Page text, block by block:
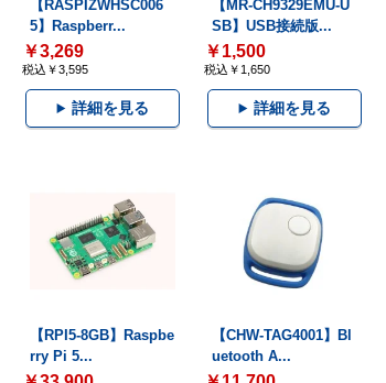
【RASPIZWHSC006
5】Raspberr...
￥3,269
税込￥3,595
詳細を見る
【MR-CH9329EMU-U
SB】USB接続版...
￥1,500
税込￥1,650
詳細を見る
【RPI5-8GB】Raspbe
rry Pi 5...
【CHW-TAG4001】Bl
uetooth A...